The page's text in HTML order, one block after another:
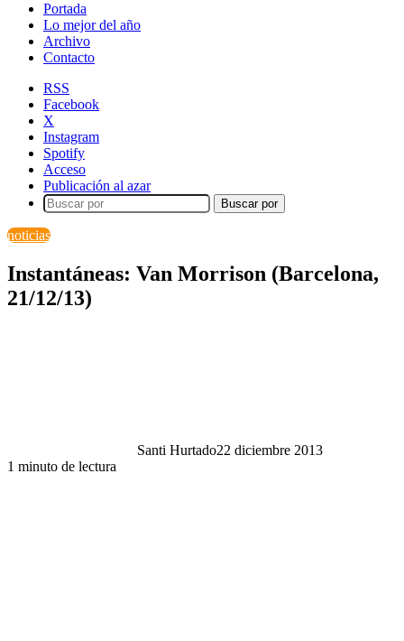
Portada
Lo mejor del año
Archivo
Contacto
RSS
Facebook
X
Instagram
Spotify
Acceso
Publicación al azar
Buscar por
noticias
Instantáneas: Van Morrison (Barcelona,
21/12/13)
Santi Hurtado22 diciembre 2013
1 minuto de lectura